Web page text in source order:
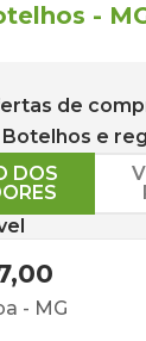
-
de
Botelhos e
DOS
- MG